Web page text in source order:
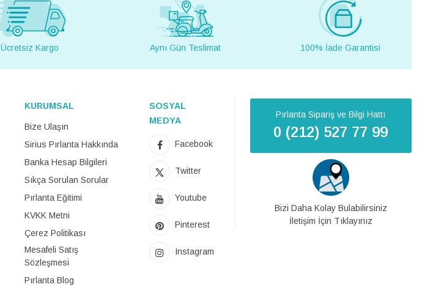
Ücretsiz Kargo Aynı Gün Teslimat 100% İade Garantisi
KURUMSAL
Bize Ulaşın
Sirius Pırlanta Hakkında
Banka Hesap Bilgileri
Sıkça Sorulan Sorular
Pırlanta Eğitimi
KVKK Metni
Çerez Politikası
Mesafeli Satış
Sözleşmesi
Pırlanta Blog
SOSYAL
MEDYA
Facebook
Twitter
Youtube
Pinterest
Instagram
Pırlanta Sipariş ve Bilgi Hattı
0 (212) 527 77 99
Bizi Daha Kolay Bulabilirsiniz
İletişim İçin Tıklayınız